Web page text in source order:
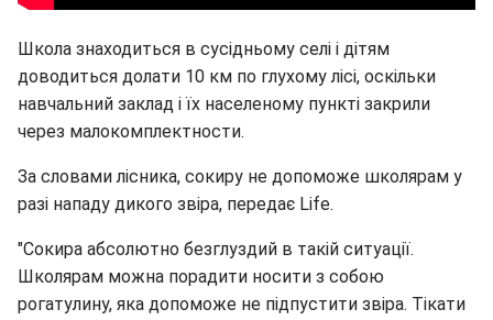
Школа знаходиться в сусідньому селі і дітям
доводиться долати 10 км по глухому лісі, оскільки
навчальний заклад і їх населеному пункті закрили
через малокомплектности.
За словами лісника, сокиру не допоможе школярам у
разі нападу дикого звіра, передає Life.
"Сокира абсолютно безглуздий в такій ситуації.
Школярам можна порадити носити з собою
рогатулину, яка допоможе не підпустити звіра. Тікати